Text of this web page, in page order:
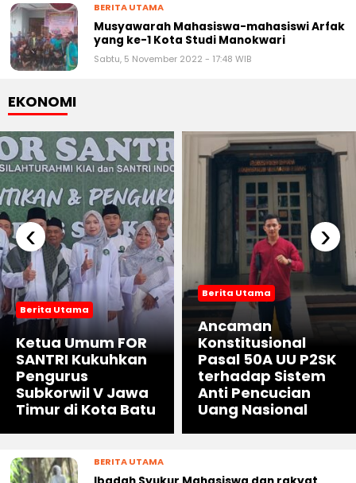
BERITA UTAMA
Musyawarah Mahasiswa-mahasiswi Arfak
yang ke-1 Kota Studi Manokwari
EKONOMI
Berita Utama
Ketua Umum FOR
SANTRI Kukuhkan
Pengurus
Subkorwil V Jawa
Berita Utama
Ancaman
Konstitusional
Pasal 50A UU P2SK
terhadap Sistem
Anti Pencucian
‹ ›
BERITA UTAMA